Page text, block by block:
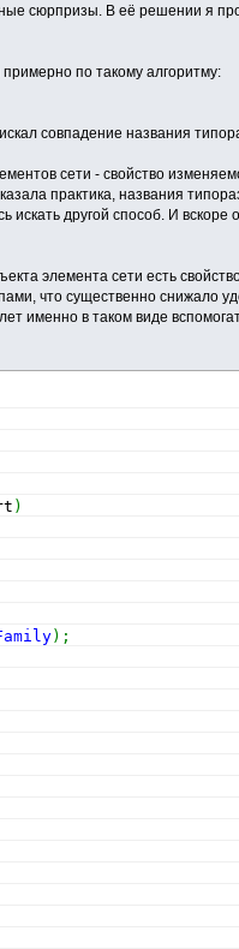
сюрпризы. В её решении я
по такому алгоритму:
совпадение названия
сети - свойство
практика, названия
искать другой способ. И
элемента сети есть
что существенно снижало
именно в таком виде
)
) ;